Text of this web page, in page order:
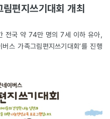
편지쓰기대회 개최
전국 약 74만 명의 7세 이하 유아,
스 가족그림편지쓰기대회’를 진행